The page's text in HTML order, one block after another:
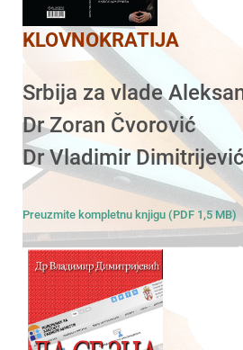
KLOVNOKRATIJA
Srbija za vlade
Dr Zoran Čvorović
Dr Vladimir Dimitrijević
Preuzmite kompletnu knjigu (PDF 1,5 MB)